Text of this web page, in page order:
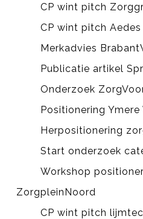
CP wint pitch
CP wint pitch Aedes
Merkadvies
Publicatie artikel
Onderzoek
Positionering
Herpositionering
Start onderzoek
Workshop
ZorgpleinNoord
CP wint pitch